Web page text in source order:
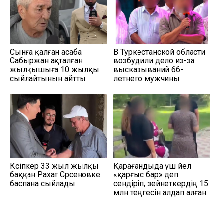
Сынға қалған асаба
Сабыржан ақталған
жылқышыға 10 жылқы
сыйлайтынын айтты
В Туркестанской области
возбудили дело из-за
высказываний 66-
летнего мужчины
Кәсіпкер 33 жыл жылқы
баққан Рахат Сәрсеновке
баспана сыйлады
Қарағандыда үш әйел
«қарғыс бар» деп
сендіріп, зейнеткердің 15
млн теңгесін алдап алған